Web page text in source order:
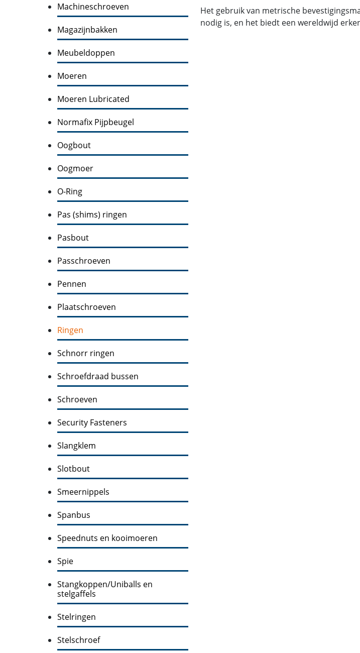
Machineschroeven
Magazijnbakken
Meubeldoppen
Moeren
Moeren Lubricated
Normafix Pijpbeugel
Oogbout
Oogmoer
O-Ring
Pas (shims) ringen
Pasbout
Passchroeven
Pennen
Plaatschroeven
Ringen
Schnorr ringen
Schroefdraad bussen
Schroeven
Security Fasteners
Slangklem
Slotbout
Smeernippels
Spanbus
Speednuts en kooimoeren
Spie
Stangkoppen/Uniballs en
stelgaffels
Stelringen
Stelschroef
Het gebruik van metrische
nodig is, en het biedt een wereldwijd